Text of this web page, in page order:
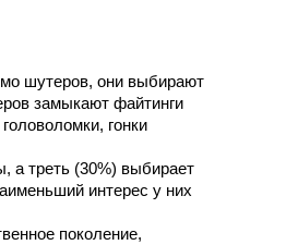
шутеров, они выбирают
замыкают файтинги
гонки
а треть (30%) выбирает
интерес у них
поколение,